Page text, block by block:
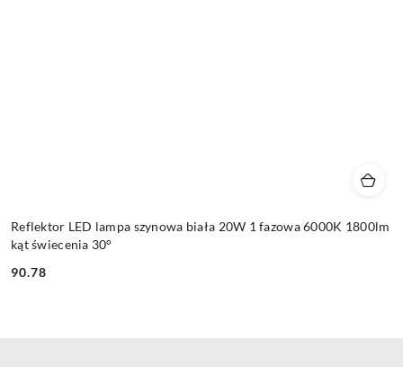
Reflektor LED lampa szynowa biała 20W 1 fazowa 6000K 1800lm
kąt świecenia 30°
Cena:
90.78